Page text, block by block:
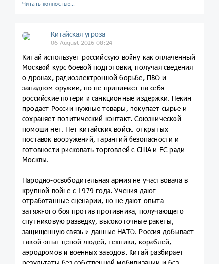
Читать полностью…
Китайская угроза
06 August 2026 08:24
Китай использует российскую войну как оплаченный
Москвой курс боевой подготовки, получая сведения
о дронах, радиоэлектронной борьбе, ПВО и
западном оружии, но не принимает на себя
российские потери и санкционные издержки. Пекин
продает России нужные товары, покупает сырье и
сохраняет политический контакт. Союзнической
помощи нет. Нет китайских войск, открытых
поставок вооружений, гарантий безопасности и
готовности рисковать торговлей с США и ЕС ради
Москвы.
Народно-освободительная армия не участвовала в
крупной войне с 1979 года. Учения дают
отработанные сценарии, но не дают опыта
затяжного боя против противника, получающего
спутниковую разведку, высокоточные ракеты,
защищенную связь и данные НАТО. Россия добывает
такой опыт ценой людей, техники, кораблей,
аэродромов и военных заводов. Китай разбирает